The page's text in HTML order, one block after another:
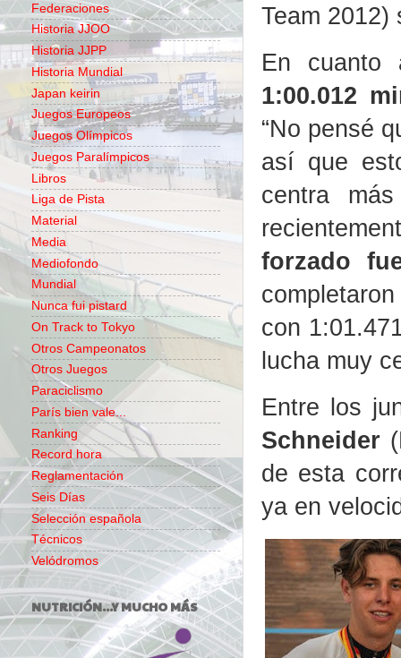
Team 2012)
En cuanto
1:00.012
“No pensé
así que
centra
forzado
con
lucha muy
Entre los
Schneider
de esta
ya en
Federaciones
Historia JJOO
Historia JJPP
Historia Mundial
Japan keirin
Juegos Europeos
Juegos Olímpicos
Juegos Paralímpicos
Libros
Liga de Pista
Material
Media
Mediofondo
Mundial
Nunca fui pistard
On Track to Tokyo
Otros Campeonatos
Otros Juegos
Paraciclismo
París bien vale...
Ranking
Record hora
Reglamentación
Seis Días
Selección española
Técnicos
Velódromos
NUTRICIÓN...Y MUCHO MÁS